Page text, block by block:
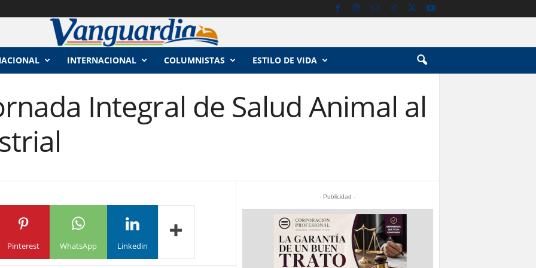
INTERNACIONAL COLUMNISTAS ESTILO DE VIDA
Integral de Salud Animal al
Pinterest WhatsApp Linkedin
- Publicidad -